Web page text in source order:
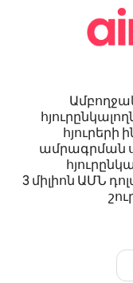
հյուրերի
ամրագրման
3 միլիոն ԱՄՆ